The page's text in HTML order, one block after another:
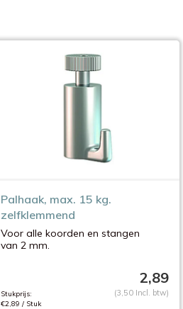
Palhaak, max. 15 kg.
zelfklemmend
Voor alle koorden en stangen
van 2 mm.
2,89
Stukprijs:
€2,89 / Stuk
(3,50 Incl. btw)